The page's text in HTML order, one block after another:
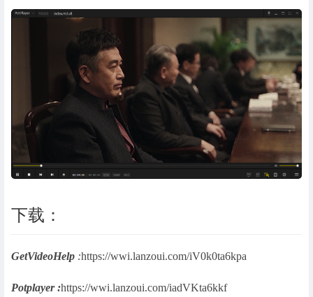
下载：
GetVideoHelp :https://wwi.lanzoui.com/iV0k0ta6kpa
Potplayer :https://wwi.lanzoui.com/iadVKta6kkf